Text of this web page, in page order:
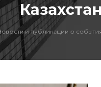
и публикации о